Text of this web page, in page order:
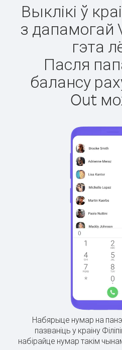
Выклікі ў
з
гэта
Пасля
балансу
Out
Набярыце нумар на
пазваніць у краіну
набірайце нумар такім